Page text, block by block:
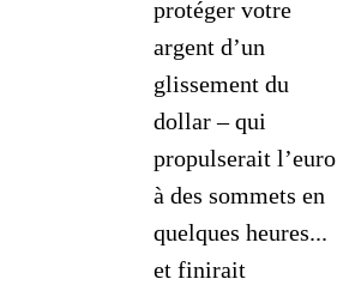
protéger votre
argent d’un
glissement du
dollar – qui
propulserait l’euro
à des sommets en
quelques heures...
et finirait